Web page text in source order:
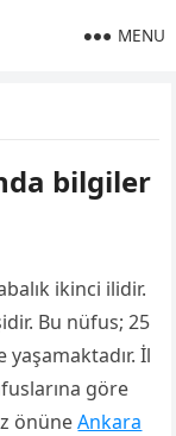
MENU
bilgiler
ikinci ilidir.
Bu nüfus; 25
yaşamaktadır. İl
göre
önüneAnkara